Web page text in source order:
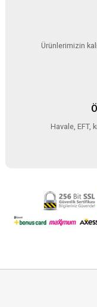
Ürünlerimizin
Havale, EFT,